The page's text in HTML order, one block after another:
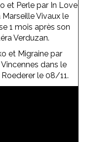
et Perle par In Love
Vivaux le
1 mois après son
Verduzan.
et Migraine par
dans le
le 08/11.